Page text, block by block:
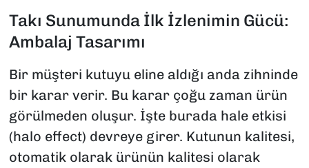
Takı Sunumunda İlk İzlenimin Gücü:
Ambalaj Tasarımı
Bir müşteri kutuyu eline aldığı anda zihninde
bir karar verir. Bu karar çoğu zaman ürün
görülmeden oluşur. İşte burada hale etkisi
(halo effect) devreye girer. Kutunun kalitesi,
otomatik olarak ürünün kalitesi olarak